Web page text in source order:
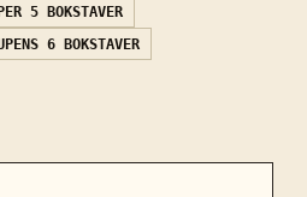
5 BOKSTAVER
6 BOKSTAVER